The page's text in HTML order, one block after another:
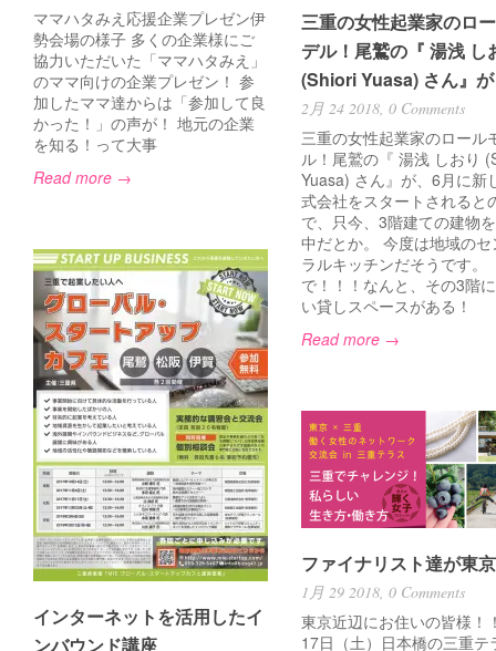
ママハタみえ応援企業プレゼン伊
勢会場の様子 多くの企業様にご
協力いただいた「ママハタみえ」
のママ向けの企業プレゼン！ 参
加したママ達からは「参加して良
かった！」の声が！ 地元の企業
を知る！って大事
Read more →
三重の女性起業家のロ
デル！尾鷲の『 湯浅 し
(Shiori Yuasa) さん』
2月 24 2018, 0 Comments
三重の女性起業家のロール
ル！尾鷲の『 湯浅 しおり
Yuasa) さん』が、6月に新
式会社をスタートされると
で、只今、3階建ての建物
中だとか。 今度は地域のセ
ラルキッチンだそうです。
で！！！なんと、その3階
い貸しスペースがある！
Read more →
インターネットを活用したイ
ンバウンド講座
ファイナリスト達が東
1月 29 2018, 0 Comments
東京近辺にお住いの皆様！
17日（土）日本橋の三重テ